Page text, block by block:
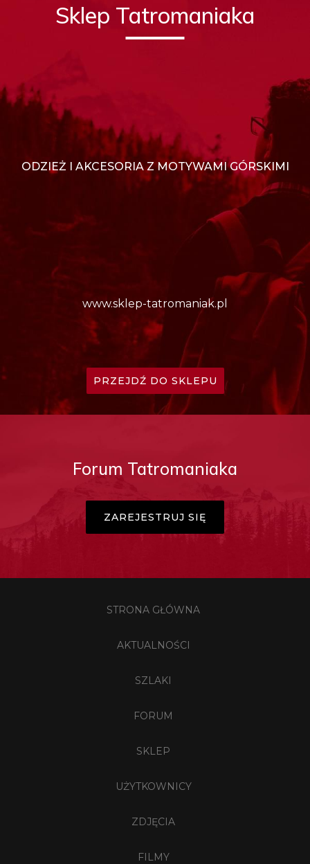
Sklep Tatromaniaka
ODZIEŻ I AKCESORIA Z MOTYWAMI GÓRSKIMI
www.sklep-tatromaniak.pl
PRZEJDŹ DO SKLEPU
Forum Tatromaniaka
ZAREJESTRUJ SIĘ
STRONA GŁÓWNA
AKTUALNOŚCI
SZLAKI
FORUM
SKLEP
UŻYTKOWNICY
ZDJĘCIA
FILMY